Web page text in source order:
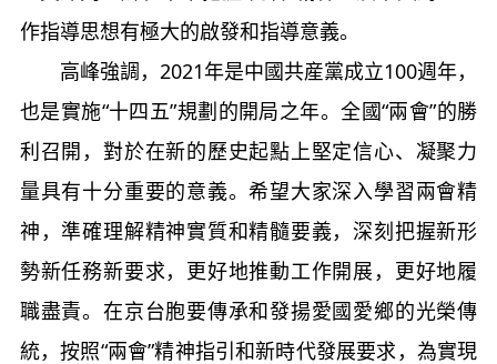
作指導思想有極大的啟發和指導意義。
高峰強調，2021年是中國共産黨成立100週年，
也是實施“十四五”規劃的開局之年。全國“兩會”的勝
利召開，對於在新的歷史起點上堅定信心、凝聚力
量具有十分重要的意義。希望大家深入學習兩會精
神，準確理解精神實質和精髓要義，深刻把握新形
勢新任務新要求，更好地推動工作開展，更好地履
職盡責。在京台胞要傳承和發揚愛國愛鄉的光榮傳
統，按照“兩會”精神指引和新時代發展要求，為實現